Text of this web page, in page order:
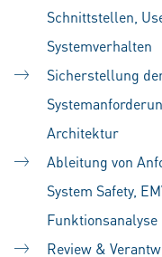
Schnittstellen,
Systemverhalten
Sicherstellung
Architektur
Ableitung von
System Safety,
Funktionsanalyse
Review &